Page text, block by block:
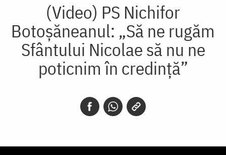
(Video) PS Nichifor
Botoșăneanul: „Să ne rugăm
Sfântului Nicolae să nu ne
poticnim în credință”